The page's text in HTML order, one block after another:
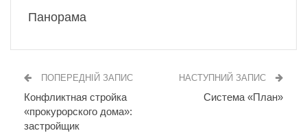
Панорама
ПОПЕРЕДНІЙ ЗАПИС
Конфликтная стройка
«прокурорского дома»:
застройщик
НАСТУПНИЙ ЗАПИС
Система «План»